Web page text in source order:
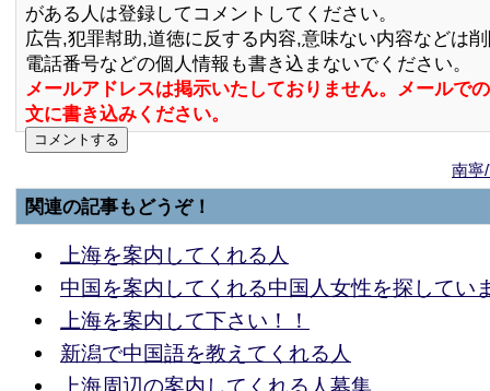
がある人は登録してコメントしてください。
広告,犯罪幇助,道徳に反する内容,意味ない内容などは
電話番号などの個人情報も書き込まないでください。
メールアドレスは掲示いたしておりません。メールで
文に書き込みください。
南寧
関連の記事もどうぞ！
上海を案内してくれる人
中国を案内してくれる中国人女性を探してい
上海を案内して下さい！！
新潟で中国語を教えてくれる人
上海周辺の案内してくれる人募集